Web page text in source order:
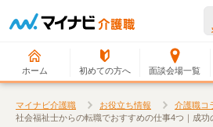
ホーム 初めての方へ 面談会場一覧
マイナビ介護職 お役立ち情報 介護職コ
社会福祉士からの転職でおすすめの仕事4つ｜成功